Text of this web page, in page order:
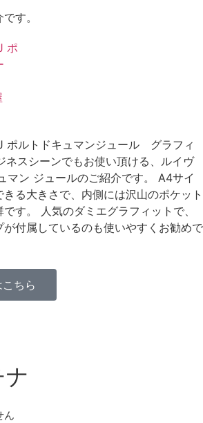
す。
ポルトドキュマンジュール グラフィ
スシーンでもお使い頂ける、ルイヴ
マン ジュールのご紹介です。 A4サイ
る大きさで、内側には沢山のポケット
す。 人気のダミエグラフィットで、
が付属しているのも使いやすくお勧めで
ちら
ん